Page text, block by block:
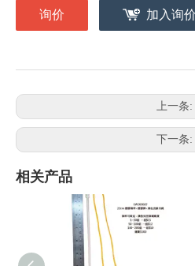
询价 加入询
上一条:
下一条:
相关产品